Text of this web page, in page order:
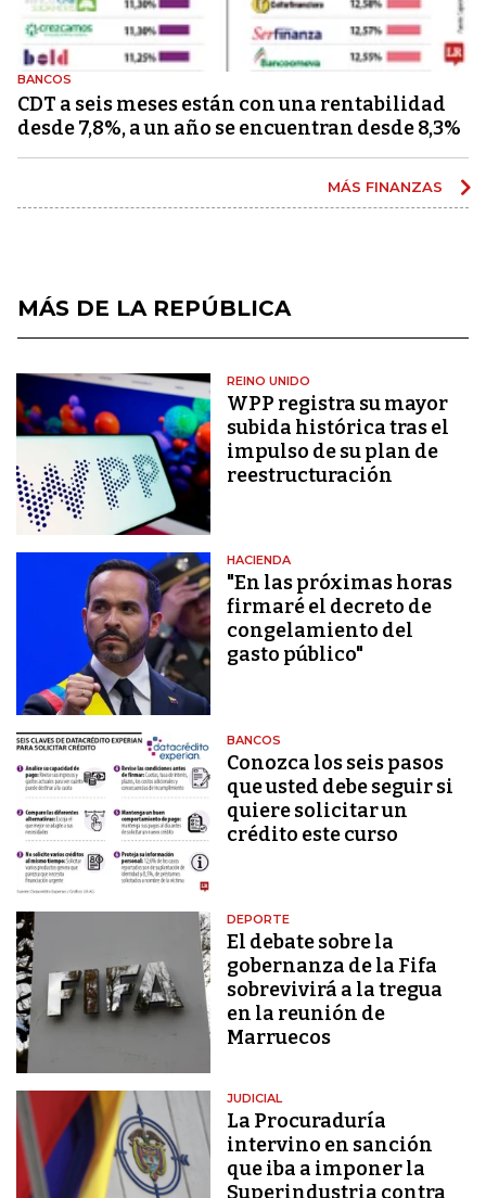
BANCOS
CDT a seis meses están con una rentabilidad
desde 7,8%, a un año se encuentran desde 8,3%
MÁS FINANZAS
MÁS DE LA REPÚBLICA
REINO UNIDO
WPP registra su mayor
subida histórica tras el
impulso de su plan de
reestructuración
HACIENDA
"En las próximas horas
firmaré el decreto de
congelamiento del
gasto público"
BANCOS
Conozca los seis pasos
que usted debe seguir si
quiere solicitar un
crédito este curso
DEPORTE
El debate sobre la
gobernanza de la Fifa
sobrevivirá a la tregua
en la reunión de
Marruecos
JUDICIAL
La Procuraduría
intervino en sanción
que iba a imponer la
Superindustria contra